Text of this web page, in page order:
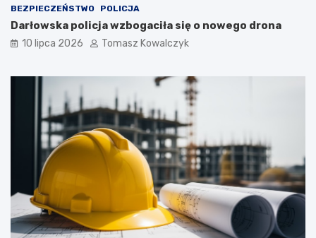
BEZPIECZEŃSTWO POLICJA
Darłowska policja wzbogaciła się o nowego drona
10 lipca 2026 Tomasz Kowalczyk